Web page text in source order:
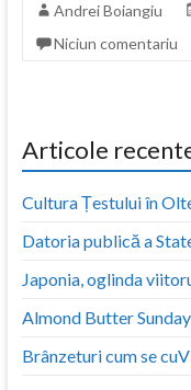
Andrei Boiangiu
Niciun comentariu
Articole
Cultura Țestului în
Datoria publică a
Japonia, oglinda
Almond Butter
Brânzeturi cum se